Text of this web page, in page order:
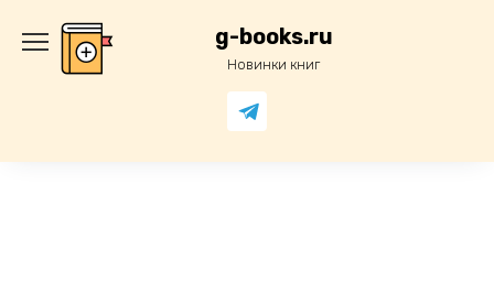
содержанию
g-books.ru
Новинки книг